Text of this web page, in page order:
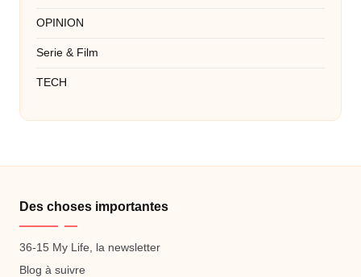
OPINION
Serie & Film
TECH
Des choses importantes
36-15 My Life, la newsletter
Blog à suivre